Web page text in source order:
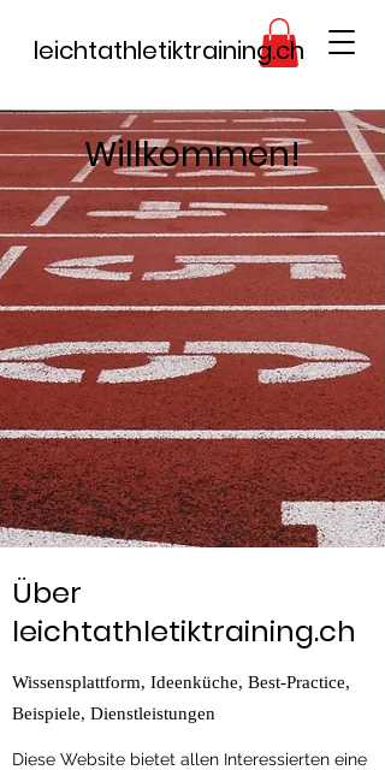
leichtathletiktraining.ch
Willkommen!
Über
leichtathletiktraining.ch
Wissensplattform, Ideenküche, Best-Practice,
Beispiele, Dienstleistungen
Diese Website bietet allen Interessierten eine